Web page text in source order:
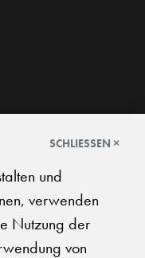
SCHLIESSEN ×
und
verwenden
Nutzung der
von